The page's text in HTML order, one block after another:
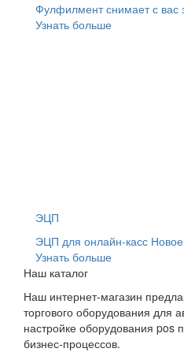
Фулфилмент снимает с вас
Узнать больше
ЭЦП
ЭЦП для онлайн-касс
Узнать больше
Наш каталог
Наш интернет-магазин
торгового оборудования для
настройке оборудования
бизнес-процессов.